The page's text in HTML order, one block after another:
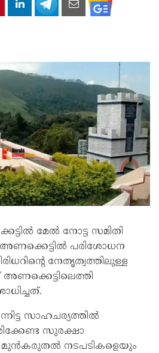
മേൽ നോട്ട സമിതി
അണക്കെട്ടിൽ പരിശോധന
നേതൃത്വത്തിലുള്ള
സാഹചര്യത്തിൽ
സുരക്ഷാ
മുൻകരുതൽ നടപടികളെയും